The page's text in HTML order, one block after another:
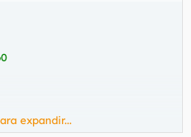
expandir...